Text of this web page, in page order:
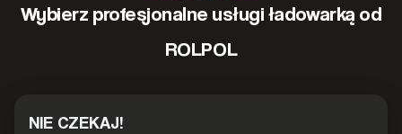
Wybierz profesjonalne usługi ładowarką od
ROLPOL
NIE CZEKAJ!